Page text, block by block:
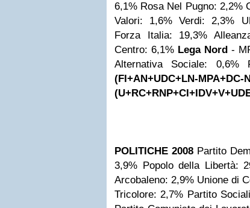
6,1% Rosa Nel Pugno: 2,2%
Valori: 1,6% Verdi: 2,3%
Forza Italia: 19,3%
Centro: 6,1% Lega Nord-
Alternativa Sociale: 0,6%
(FI+AN+UDC+LN-
POLITICHE 2008 Partito
3,9% Popolo della Libertà:
Arcobaleno: 2,9% Unione di
Tricolore: 2,7% Partito